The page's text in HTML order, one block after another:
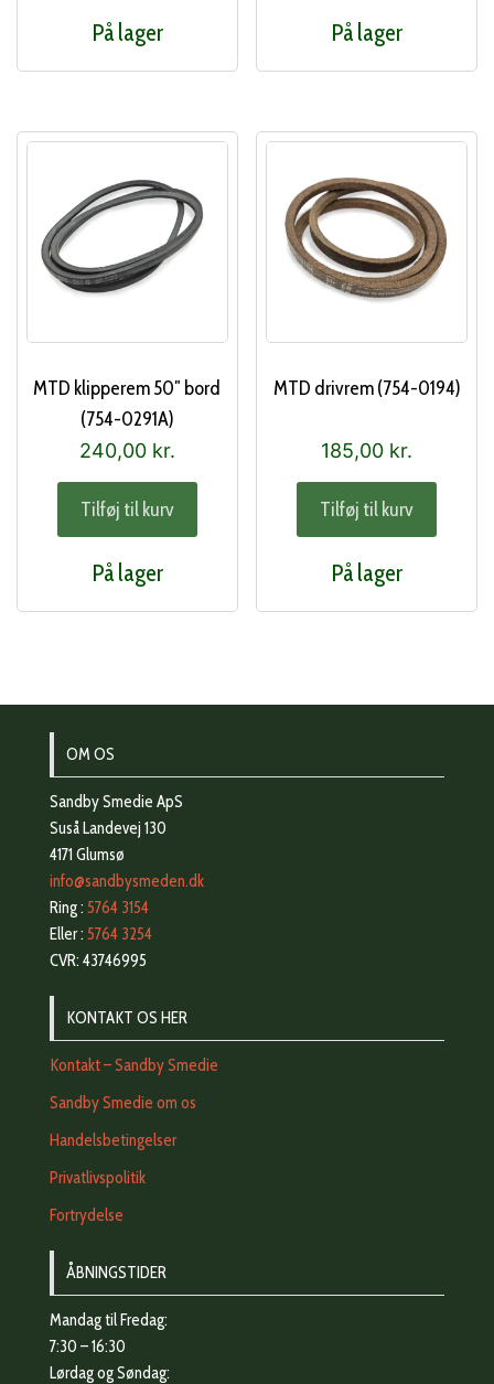
På lager På lager
MTD klipperem 50″ bord
(754-0291A)
240,00 kr.
Tilføj til kurv
På lager
MTD drivrem (754-0194)
185,00 kr.
Tilføj til kurv
På lager
OM OS
Sandby Smedie ApS
Suså Landevej 130
4171 Glumsø
info@sandbysmeden.dk
Ring : 5764 3154
Eller : 5764 3254
CVR: 43746995
KONTAKT OS HER
Kontakt – Sandby Smedie
Sandby Smedie om os
Handelsbetingelser
Privatlivspolitik
Fortrydelse
ÅBNINGSTIDER
Mandag til Fredag:
7:30 – 16:30
Lørdag og Søndag: